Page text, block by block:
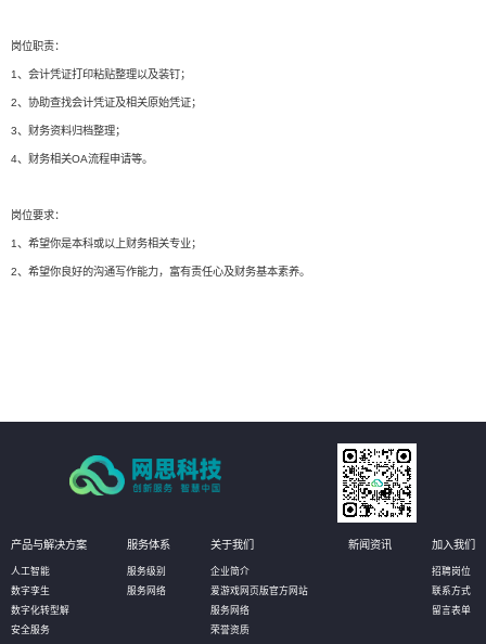
岗位职责：
1、会计凭证打印粘贴整理以及装钉；
2、协助查找会计凭证及相关原始凭证；
3、财务资料归档整理；
4、财务相关OA流程申请等。
岗位要求：
1、希望你是本科或以上财务相关专业；
2、希望你良好的沟通写作能力，富有责任心及财务基本素养。
产品与解决方案
人工智能
数字孪生
数字化转型解
安全服务
服务体系
服务级别
服务网络
关于我们
企业简介
爱游戏网页版官方网站
服务网络
荣誉资质
新闻资讯 加入我们
招聘岗位
联系方式
留言表单